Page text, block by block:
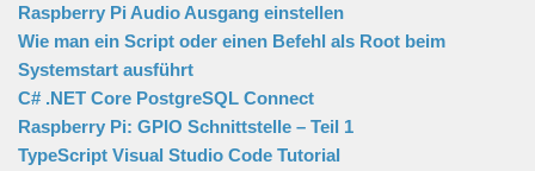
Raspberry Pi Audio Ausgang einstellen
Wie man ein Script oder einen Befehl als Root beim
Systemstart ausführt
C# .NET Core PostgreSQL Connect
Raspberry Pi: GPIO Schnittstelle – Teil 1
TypeScript Visual Studio Code Tutorial